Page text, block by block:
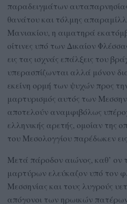
παραδειγμάτων
θανάτου και τόλμης
Μανιακίου, η αιματηρά
οίτινες υπό των Δικαίον
εις τας ισχνάς επάλξεις του
υπερασπίζωνται αλλά μόνον
εκείνη ορμή των ψυχών προς
μαρτυρισμός αυτός των
αποτελούν αναμφιβόλως
ελληνικής αρετής, ομοίαν της
του Μεσολογγίου παρέδωκεν
Μετά πάροδον αιώνος, καθ’ ον
μαρτύρων ελεύκαζον υπό τον
Μεσσηνίας και τους λυγρούς
απόγονοι των ηρωικών